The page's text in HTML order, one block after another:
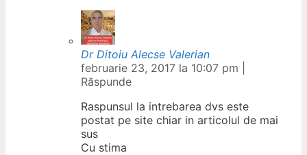
Dr Ditoiu Alecse Valerian
februarie 23, 2017 la 10:07 pm
Răspunde
Raspunsul la intrebarea dvs este
postat pe site chiar in articolul de mai
sus
Cu stima